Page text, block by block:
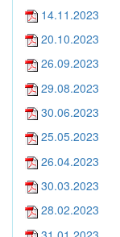
14.11.2023
20.10.2023
26.09.2023
29.08.2023
30.06.2023
25.05.2023
26.04.2023
30.03.2023
28.02.2023